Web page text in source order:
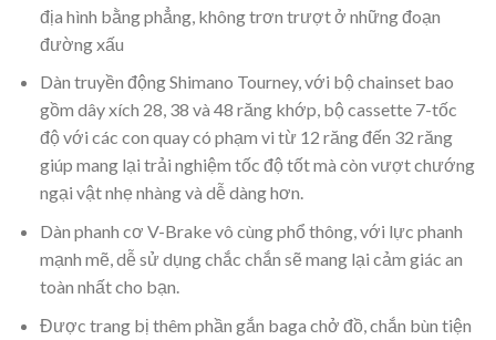
địa hình bằng phẳng, không trơn trượt ở những đoạn
đường xấu
Dàn truyền động Shimano Tourney, với bộ chainset bao
gồm dây xích 28, 38 và 48 răng khớp, bộ cassette 7-tốc
độ với các con quay có phạm vi từ 12 răng đến 32 răng
giúp mang lại trải nghiệm tốc độ tốt mà còn vượt chướng
ngại vật nhẹ nhàng và dễ dàng hơn.
Dàn phanh cơ V-Brake vô cùng phổ thông, với lực phanh
mạnh mẽ, dễ sử dụng chắc chắn sẽ mang lại cảm giác an
toàn nhất cho bạn.
Được trang bị thêm phần gắn baga chở đồ, chắn bùn tiện